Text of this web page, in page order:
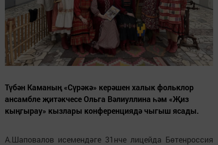
Түбән Каманың «Сүрәкә» керәшен халык фольклор
ансамбле җитәкчесе Ольга Вәлиуллина һәм «Җиз
кыңгырау» кызлары конференциядә чыгыш ясады.
А.Шаповалов исемендәге 31нче лицейда Бөтенроссия